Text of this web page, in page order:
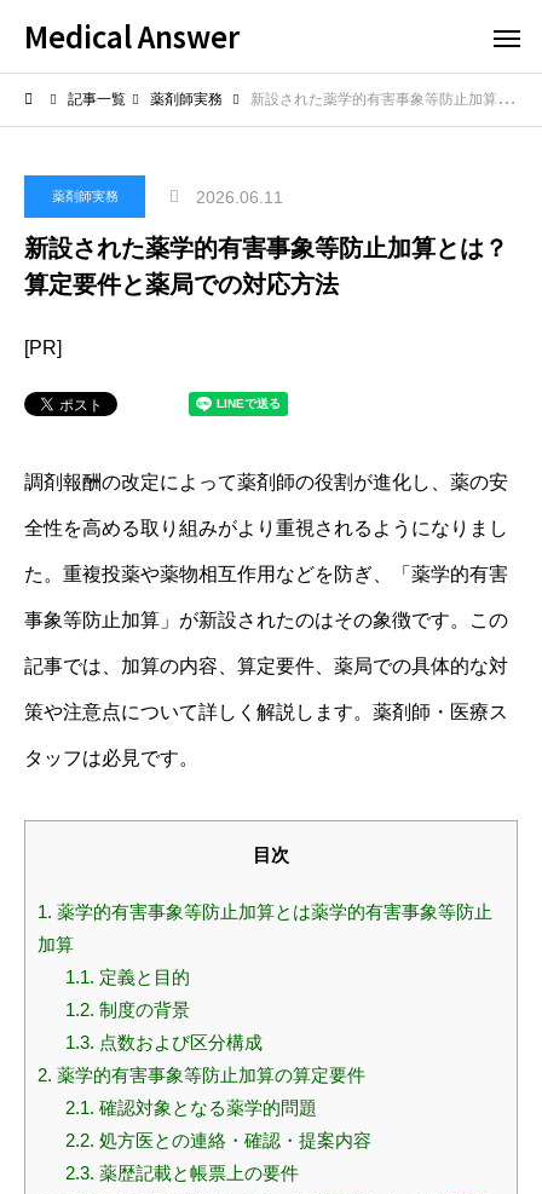
Medical Answer
記事一覧 薬剤師実務 新設された薬学的有害事象等防止加算とは？算定要件と薬局での対応方法
薬剤師実務 2026.06.11
新設された薬学的有害事象等防止加算とは？
算定要件と薬局での対応方法
[PR]
調剤報酬の改定によって薬剤師の役割が進化し、薬の安
全性を高める取り組みがより重視されるようになりまし
た。重複投薬や薬物相互作用などを防ぎ、「薬学的有害
事象等防止加算」が新設されたのはその象徴です。この
記事では、加算の内容、算定要件、薬局での具体的な対
策や注意点について詳しく解説します。薬剤師・医療ス
タッフは必見です。
目次
1. 薬学的有害事象等防止加算とは薬学的有害事象等防止
加算
1.1. 定義と目的
1.2. 制度の背景
1.3. 点数および区分構成
2. 薬学的有害事象等防止加算の算定要件
2.1. 確認対象となる薬学的問題
2.2. 処方医との連絡・確認・提案内容
2.3. 薬歴記載と帳票上の要件